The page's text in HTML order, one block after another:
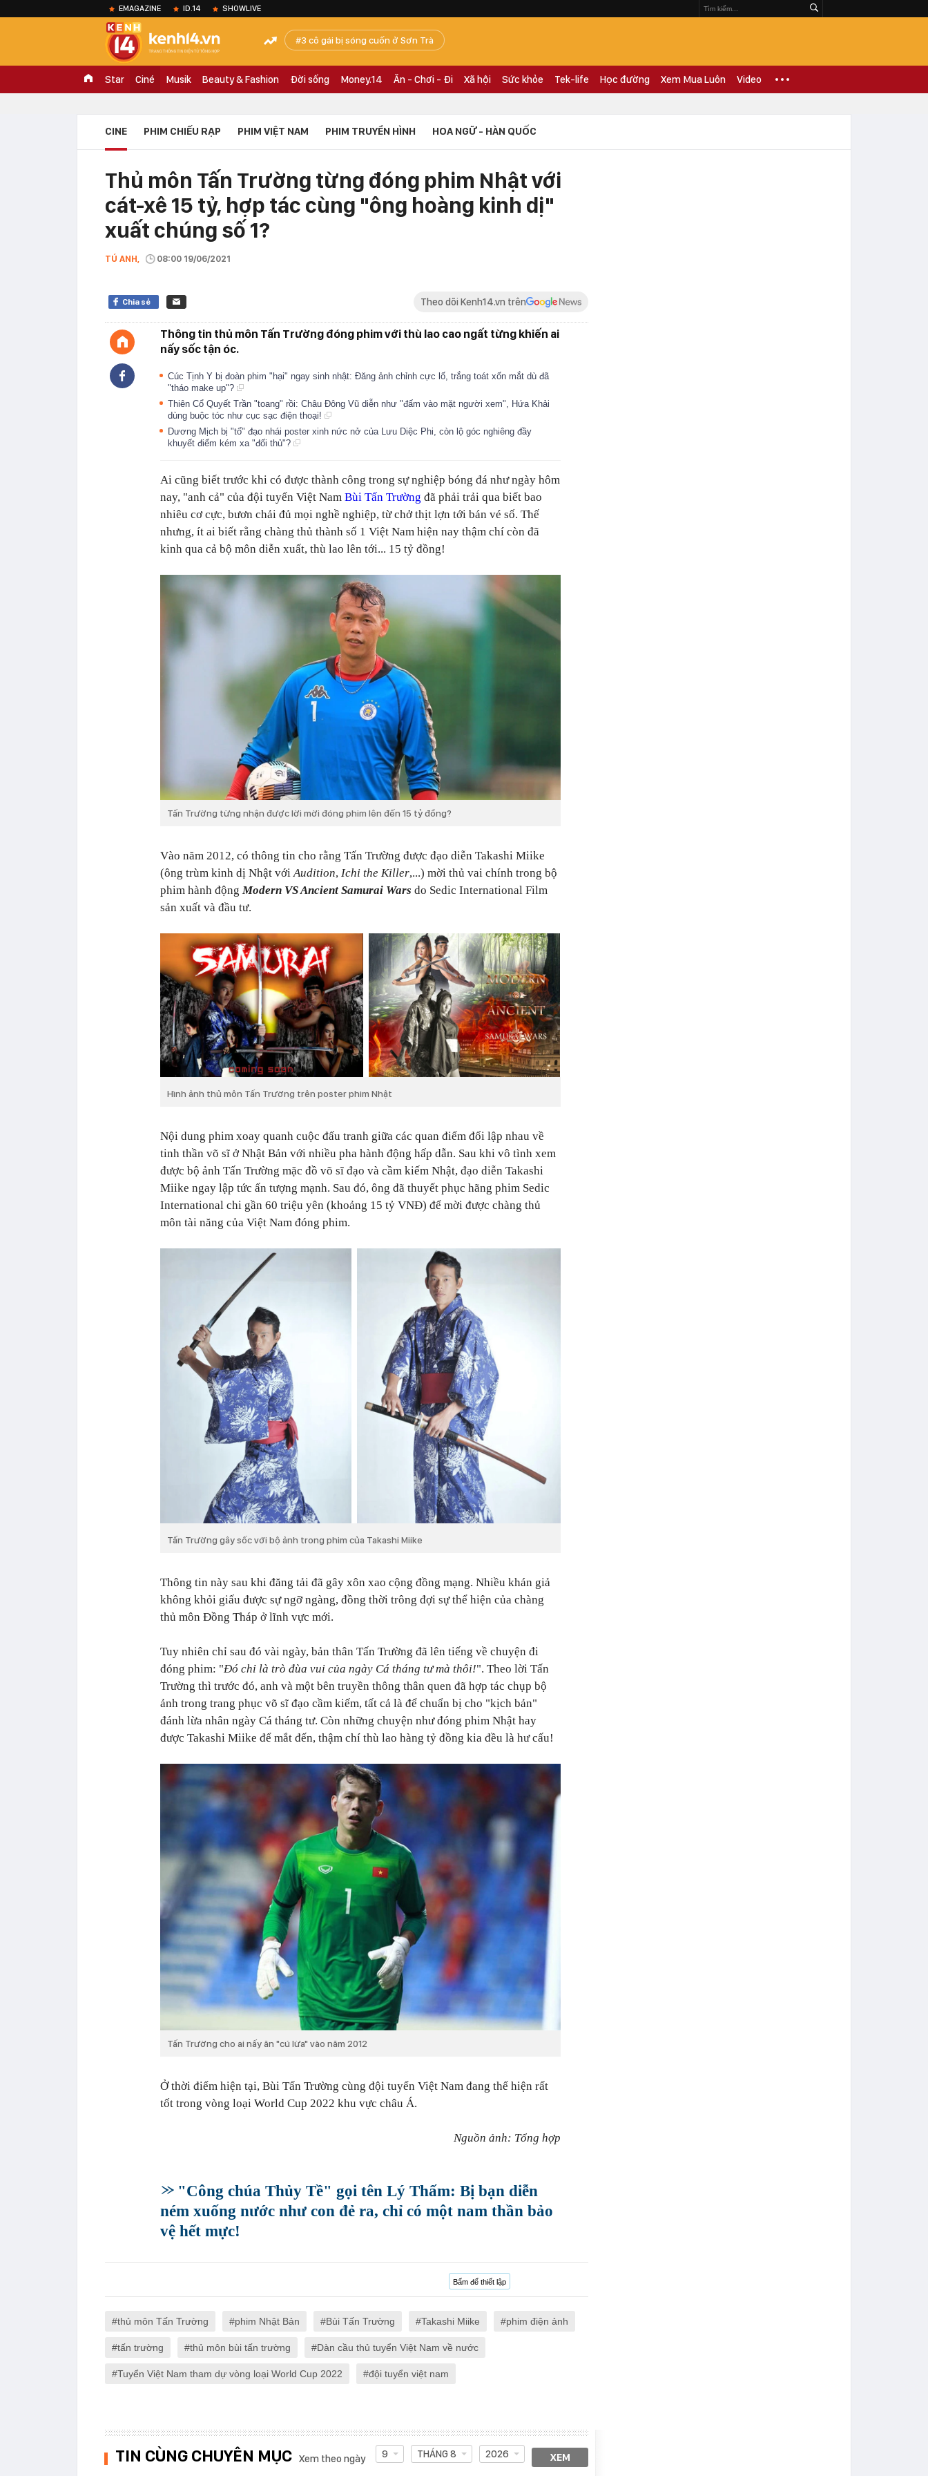
EMAGAZINE ID.14 SHOWLIVE
3 cô gái bị sóng cuốn ở Sơn Trà
Star Ciné Musik Beauty & Fashion Đời sống Money.14 Ăn - Chơi - Đi Xã hội Sức khỏe Tek-life Học đường Xem Mua Luôn Video
CINE PHIM CHIẾU RẠP PHIM VIỆT NAM PHIM TRUYỀN HÌNH HOA NGỮ - HÀN QUỐC
Thủ môn Tấn Trường từng đóng phim Nhật với
cát-xê 15 tỷ, hợp tác cùng "ông hoàng kinh dị"
xuất chúng số 1?
TÚ ANH, 08:00 19/06/2021
Chia sẻ Theo dõi Kenh14.vn trên
Thông tin thủ môn Tấn Trường đóng phim với thù lao cao ngất từng khiến ai
nấy sốc tận óc.
Cúc Tịnh Y bị đoàn phim "hại" ngay sinh nhật: Đăng ảnh chỉnh cực lố, trắng toát xốn mắt dù đã
"tháo make up"?
Thiên Cổ Quyết Trần "toang" rồi: Châu Đông Vũ diễn như "đấm vào mặt người xem", Hứa Khải
dùng buộc tóc như cục sạc điện thoại!
Dương Mịch bị "tố" đạo nhái poster xinh nức nở của Lưu Diệc Phi, còn lộ góc nghiêng đầy
khuyết điểm kém xa "đối thủ"?
Ai cũng biết trước khi có được thành công trong sự nghiệp bóng đá như ngày hôm
nay, "anh cả" của đội tuyển Việt Nam Bùi Tấn Trường đã phải trải qua biết bao
nhiêu cơ cực, bươn chải đủ mọi nghề nghiệp, từ chở thịt lợn tới bán vé số. Thế
nhưng, ít ai biết rằng chàng thủ thành số 1 Việt Nam hiện nay thậm chí còn đã
kinh qua cả bộ môn diễn xuất, thù lao lên tới... 15 tỷ đồng!
Tấn Trường từng nhận được lời mời đóng phim lên đến 15 tỷ đồng?
Vào năm 2012, có thông tin cho rằng Tấn Trường được đạo diễn Takashi Miike
(ông trùm kinh dị Nhật vớiAudition, Ichi the Killer,...) mời thủ vai chính trong bộ
phim hành độngModern VS Ancient Samurai Wars do Sedic International Film
sản xuất và đầu tư.
Hình ảnh thủ môn Tấn Trường trên poster phim Nhật
Nội dung phim xoay quanh cuộc đấu tranh giữa các quan điểm đối lập nhau về
tinh thần võ sĩ ở Nhật Bản với nhiều pha hành động hấp dẫn. Sau khi vô tình xem
được bộ ảnh Tấn Trường mặc đồ võ sĩ đạo và cầm kiếm Nhật, đạo diễn Takashi
Miike ngay lập tức ấn tượng mạnh. Sau đó, ông đã thuyết phục hãng phim Sedic
International chi gần 60 triệu yên (khoảng 15 tỷ VNĐ) để mời được chàng thủ
môn tài năng của Việt Nam đóng phim.
Tấn Trường gây sốc với bộ ảnh trong phim của Takashi Miike
Thông tin này sau khi đăng tải đã gây xôn xao cộng đồng mạng. Nhiều khán giả
không khỏi giấu được sự ngỡ ngàng, đồng thời trông đợi sự thể hiện của chàng
thủ môn Đồng Tháp ở lĩnh vực mới.
Tuy nhiên chỉ sau đó vài ngày, bản thân Tấn Trường đã lên tiếng về chuyện đi
đóng phim: "Đó chỉ là trò đùa vui của ngày Cá tháng tư mà thôi!". Theo lời Tấn
Trường thì trước đó, anh và một bên truyền thông thân quen đã hợp tác chụp bộ
ảnh trong trang phục võ sĩ đạo cầm kiếm, tất cả là để chuẩn bị cho "kịch bản"
đánh lừa nhân ngày Cá tháng tư. Còn những chuyện như đóng phim Nhật hay
được Takashi Miike để mắt đến, thậm chí thù lao hàng tỷ đồng kia đều là hư cấu!
Tấn Trường cho ai nấy ăn "cú lừa" vào năm 2012
Ở thời điểm hiện tại, Bùi Tấn Trường cùng đội tuyển Việt Nam đang thể hiện rất
tốt trong vòng loại World Cup 2022 khu vực châu Á.
Nguồn ảnh: Tổng hợp
"Công chúa Thủy Tề" gọi tên Lý Thấm: Bị bạn diễn
ném xuống nước như con đẻ ra, chỉ có một nam thần bảo
vệ hết mực!
Bấm để thiết lập
thủ môn Tấn Trường phim Nhật Bản Bùi Tấn Trường Takashi Miike phim điện ảnh
tấn trường thủ môn bùi tấn trường Dàn cầu thủ tuyển Việt Nam về nước
Tuyển Việt Nam tham dự vòng loại World Cup 2022 đội tuyển việt nam
TIN CÙNG CHUYÊN MỤC Xem theo ngày 9 THÁNG 8 2026 XEM